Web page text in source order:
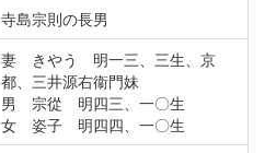
寺島宗則の長男
妻 きやう 明一三、三生、京
都、三井源右衞門妹
男 宗從 明四三、一〇生
女 姿子 明四四、一〇生